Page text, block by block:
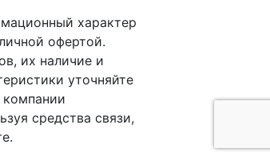
характер
офертой.
их наличие и
уточняйте
компании
средства связи,